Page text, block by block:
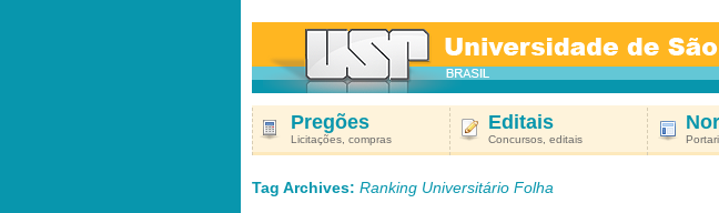
Pregões
Licitações, compras
Editais
Concursos, editais
Tag Archives: Ranking Universitário Folha